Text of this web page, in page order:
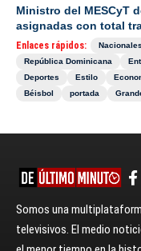
Ministro del MESCyT
asignadas con total
Enlaces rápidos: Nacionales
República Dominicana
Deportes
Estilo
Béisbol
portada
Somos una
televisivos. El medio